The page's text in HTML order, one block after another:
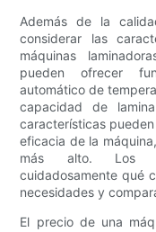
Además de la
considerar las
máquinas
pueden ofrecer
automático de
capacidad de
características
eficacia de la
más alto. Los
cuidadosamente qué
necesidades y
El precio de una